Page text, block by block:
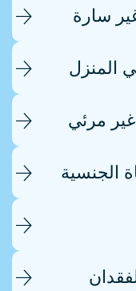
سارة
المنزل
مرئي
الجنسية